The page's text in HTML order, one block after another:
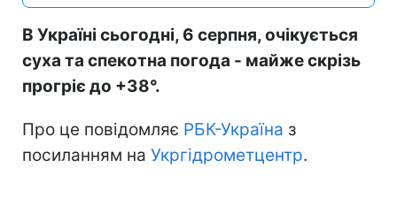
В Україні сьогодні, 6 серпня, очікується
суха та спекотна погода - майже скрізь
прогріє до +38°.
Про це повідомляє РБК-Україна з
посиланням на Укргідрометцентр.